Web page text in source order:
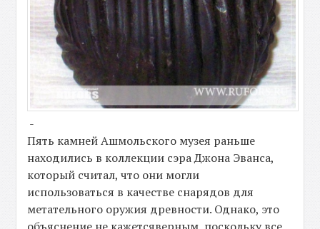
-
Пять камней Ашмольского музея раньше
находились в коллекции сэра Джона Эванса,
который считал, что они могли
использоваться в качестве снарядов для
метательного оружия древности. Однако, это